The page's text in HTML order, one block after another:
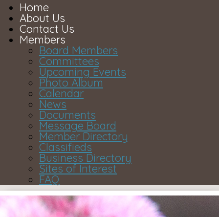
Home
About Us
Contact Us
Members
Board Members
Committees
Upcoming Events
Photo Album
Calendar
News
Documents
Message Board
Member Directory
Classifieds
Business Directory
Sites of Interest
FAQ